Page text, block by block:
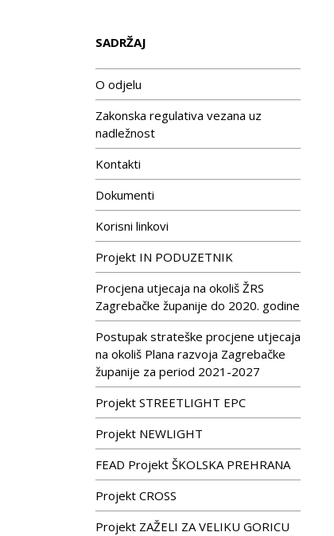
SADRŽAJ
O odjelu
Zakonska regulativa vezana uz
nadležnost
Kontakti
Dokumenti
Korisni linkovi
Projekt IN PODUZETNIK
Procjena utjecaja na okoliš ŽRS
Zagrebačke županije do 2020. godine
Postupak strateške procjene utjecaja
na okoliš Plana razvoja Zagrebačke
županije za period 2021-2027
Projekt STREETLIGHT EPC
Projekt NEWLIGHT
FEAD Projekt ŠKOLSKA PREHRANA
Projekt CROSS
Projekt ZAŽELI ZA VELIKU GORICU